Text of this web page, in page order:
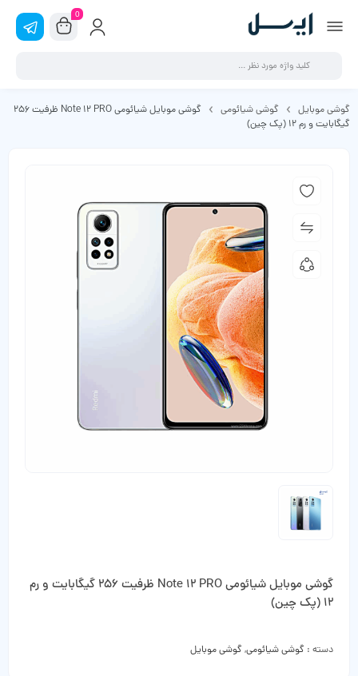
0
گوشی موبایل گوشی شیائومی
گوشی موبایل شیائومی Note 12 PRO ظرفیت 256
گیگابایت و رم 12 (پک چین)
گوشی موبایل شیائومی Note 12 PRO ظرفیت 256 گیگابایت و رم
12 (پک چین)
دسته : گوشی شیائومی,گوشی موبایل